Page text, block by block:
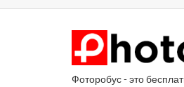
Фоторобус - это